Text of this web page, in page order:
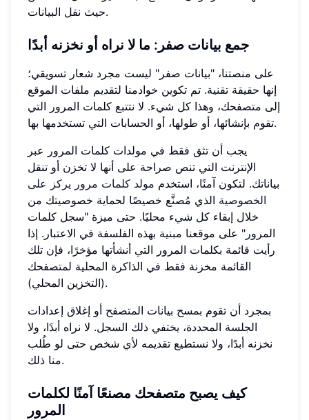
حيث نقل البيانات.
جمع بيانات صفر: ما لا نراه أو نخزنه أبدًا
على منصتنا، "بيانات صفر" ليست مجرد شعار تسويقي؛
إنها حقيقة تقنية. تم تكوين خوادمنا لتقديم ملفات الموقع
إلى متصفحك، وهذا كل شيء. لا نتتبع كلمات المرور التي
تقوم بإنشائها، أو طولها، أو الحسابات التي تستخدمها بها.
يجب أن تثق فقط في مولدات كلمات المرور عبر
الإنترنت التي تنص صراحة على أنها لا تخزن أو تنقل
بياناتك. لتكون آمنًا، استخدم مولد كلمات مرور يركز على
الخصوصية الذي مُصنَّع خصيصًا لحماية خصوصيتك من
خلال إبقاء كل شيء محليًا. حتى ميزة "سجل كلمات
المرور" على موقعنا مبنية بهذه الفلسفة في الاعتبار. إذا
رأيت قائمة بكلمات المرور التي أنشأتها مؤخرًا، فإن تلك
القائمة مخزنة فقط في الذاكرة المحلية لمتصفحك
(التخزين المحلي).
بمجرد أن تقوم بمسح بيانات المتصفح أو إغلاق إعدادات
الجلسة المحددة، يختفي ذلك السجل. لا نراه أبدًا، ولا
نخزنه أبدًا، ولا نستطيع تقديمه لأي شخص حتى لو طُلب
منا ذلك.
كيف يصبح متصفحك مصنعًا آمنًا لكلمات
المرور